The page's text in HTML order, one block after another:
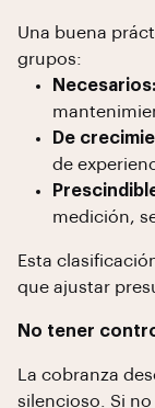
Una buena
grupos:
Necesarios:
De
de
medición,
Esta
que ajustar
No tener
La cobranza
silencioso. Si